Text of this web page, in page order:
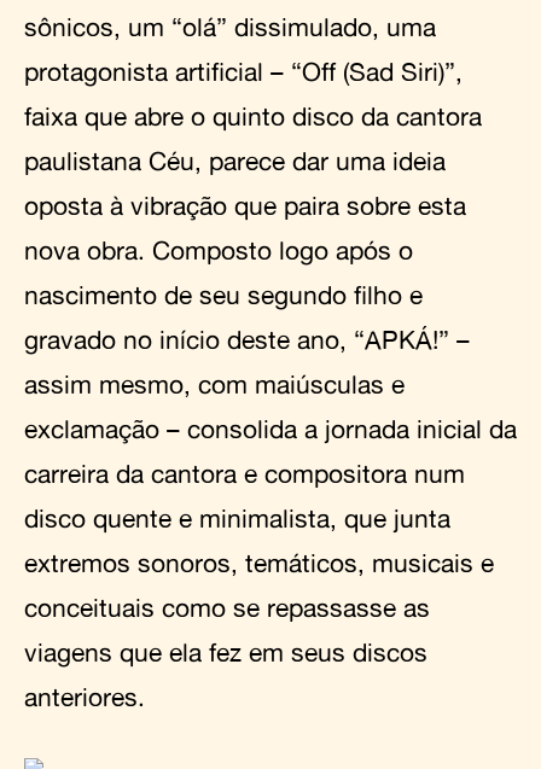
sônicos, um “olá” dissimulado, uma
protagonista artificial – “Off (Sad Siri)”,
faixa que abre o quinto disco da cantora
paulistana Céu, parece dar uma ideia
oposta à vibração que paira sobre esta
nova obra. Composto logo após o
nascimento de seu segundo filho e
gravado no início deste ano, “APKÁ!” –
assim mesmo, com maiúsculas e
exclamação – consolida a jornada inicial da
carreira da cantora e compositora num
disco quente e minimalista, que junta
extremos sonoros, temáticos, musicais e
conceituais como se repassasse as
viagens que ela fez em seus discos
anteriores.